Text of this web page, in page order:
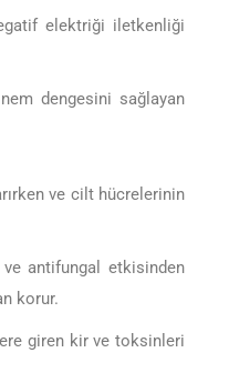
elektriği iletkenliği
dengesini sağlayan
ve cilt hücrelerinin
antifungal etkisinden
korur.
giren kir ve toksinleri